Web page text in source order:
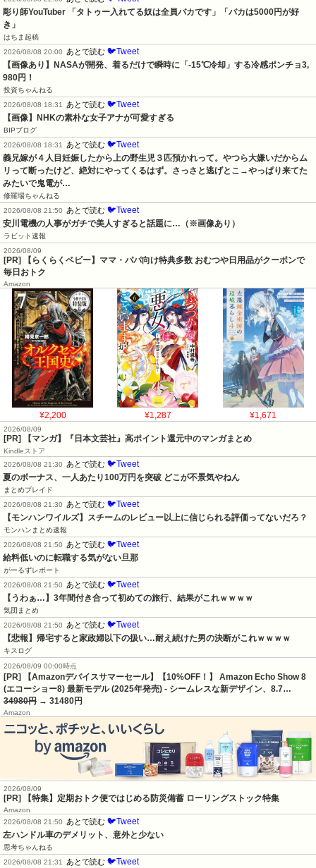
彫り師YouTuber 「タトゥー入れてる奴は全員バカです」「バカは5000円が好
き」
はちま起稿
2026/08/08 20:00
あとで読む 🐦Tweet
【画像あり】NASAが開発、着るだけで瞬時に「-15℃冷却」する冷感ポンチョ3,
980円！
投資ちゃんねる
2026/08/08 18:31
あとで読む 🐦Tweet
【画像】NHKの素朴な女子アナが可愛すぎる
BIPブログ
2026/08/08 18:31
あとで読む 🐦Tweet
義兄嫁が４人目妊娠したから上の野生児３匹預かれって。やつら大嫌いだからム
リって断ったけど、絶対にやってくるはず。さっさと逃げとこ→やっぱり来てた
みたいで鬼電が…
修羅場ちゃんねる
2026/08/08 21:50
あとで読む 🐦Tweet
安川電機の人事がガチで美人すぎると話題に…（※画像あり）
ラビット速報
2026/08/09
[PR] 【らくらくベビー】ママ・パパ向け特典多数 おむつや日用品がクーポンで
毎日おトク
Amazon
¥2,200 ¥1,287 ¥1,671
2026/08/09
[PR] 【マンガ】『日本文芸社』高ポイント還元中のマンガまとめ
Kindleストア
2026/08/08 21:30
あとで読む 🐦Tweet
夏のボーナス、一人あたり100万円を突破 どこが不景気やねん
まとめブレイド
2026/08/08 21:30
あとで読む 🐦Tweet
【モンハンワイルズ】スチームのレビュー以上に信じられる評価ってないだろ？
モンハンまとめ速報
2026/08/08 21:50
あとで読む 🐦Tweet
給料低いのに転職する気がない旦那
がーるずレポート
2026/08/08 21:50
あとで読む 🐦Tweet
【うわぁ…】3年間付き合って初めての旅行、結果がこれｗｗｗｗ
気団まとめ
2026/08/08 21:50
あとで読む 🐦Tweet
【悲報】帰宅すると家政婦以下の扱い…耐え続けた男の決断がこれｗｗｗｗ
キスログ
2026/08/09 00:00時点
[PR] 【Amazonデバイスサマーセール】【10%OFF！】 Amazon Echo Show 8
(エコーショー8) 最新モデル (2025年発売) - シームレスな新デザイン、8.7…
34980円 → 31480円
Amazon
2026/08/09
[PR] 【特集】定期おトク便ではじめる防災備蓄 ローリングストック特集
Amazon
2026/08/08 21:50
あとで読む 🐦Tweet
左ハンドル車のデメリット、意外と少ない
思考ちゃんねる
2026/08/08 21:31
あとで読む 🐦Tweet